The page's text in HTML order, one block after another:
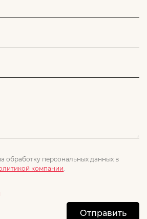
обработку персональных данных в
компании.
Отправить